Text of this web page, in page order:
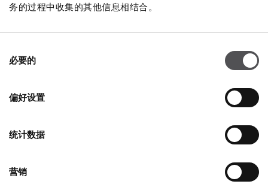
务的过程中收集的其他信息相结合。
必要的
偏好设置
统计数据
营销
10:00 - 21:00
更多信息
05-500 Piaseczno
+48 22 737 31 15